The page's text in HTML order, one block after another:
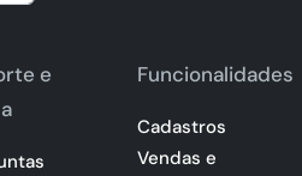
e
Funcionalidades
Cadastros
Vendas e